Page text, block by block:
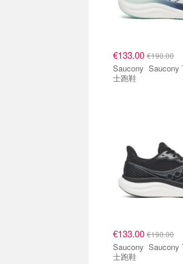
€133.00 €190.00
Saucony Saucony Triumph 23 女
士跑鞋
€133.00 €190.00
Saucony Saucony Triumph 23 男
士跑鞋